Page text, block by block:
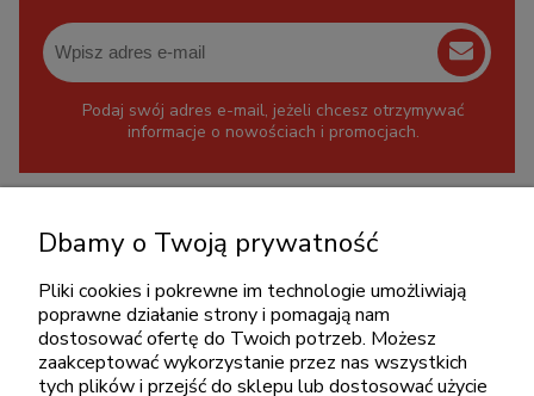
Podaj swój adres e-mail, jeżeli chcesz otrzymywać
informacje o nowościach i promocjach.
+48 717345566
pon.-piąt.: 08:00-16:00
sklep@cebit.pl
Dbamy o Twoją prywatność
Pliki cookies i pokrewne im technologie umożliwiają
poprawne działanie strony i pomagają nam
dostosować ofertę do Twoich potrzeb. Możesz
zaakceptować wykorzystanie przez nas wszystkich
tych plików i przejść do sklepu lub dostosować użycie